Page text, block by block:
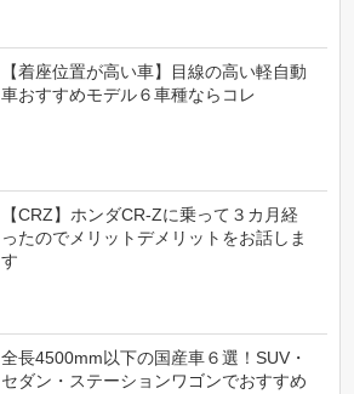
【着座位置が高い車】目線の高い軽自動
車おすすめモデル６車種ならコレ
【CRZ】ホンダCR-Zに乗って３カ月経
ったのでメリットデメリットをお話しま
す
全長4500mm以下の国産車６選！SUV・
セダン・ステーションワゴンでおすすめ